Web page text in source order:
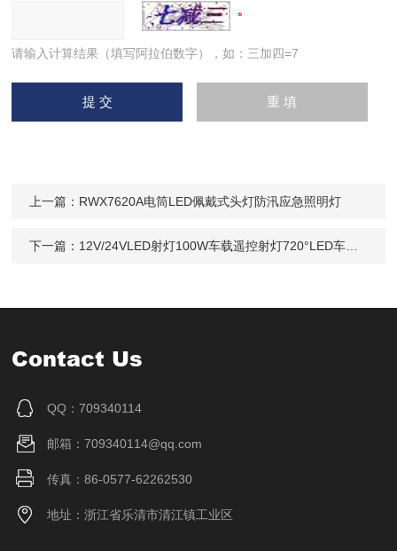
请输入计算结果（填写阿拉伯数字），如：三加四=7
上一篇： RWX7620A电筒LED佩戴式头灯防汛应急照明灯
下一篇： 12V/24VLED射灯100W车载遥控射灯720°LED车顶旋转遥控探照聚光
Contact Us
QQ：709340114
邮箱：709340114@qq.com
传真：86-0577-62262530
地址：浙江省乐清市清江镇工业区